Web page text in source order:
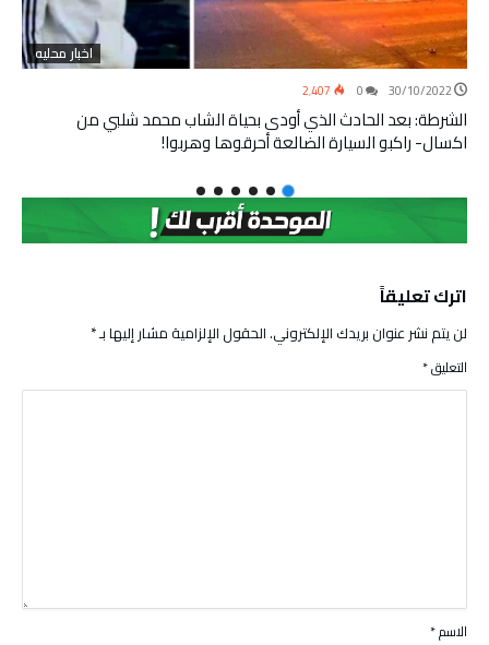
اخبار محليه
30/10/2022 2٬407
الشرطة: بعد الحادث الذي أودى بحياة الشاب محمد شلبي من
اكسال- راكبو السيارة الضالعة أحرقوها وهربوا!
اترك تعليقاً
لن يتم نشر عنوان بريدك الإلكتروني.الحقول الإلزامية مشار إليها بـ*
التعليق*
الاسم*